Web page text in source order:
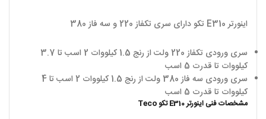
اینورتر E310 تکو دارای سری تکفاز 220 و سه فاز 380
سری ورودی تکفاز 220 ولت از رنج 1.5 کیلووات 2 اسب تا 3.7
کیلووات تا قدرت 5 اسب
سری ورودی سه فاز 380 ولت از رنج 1.5 کیلووات 2 اسب تا 4
کیلووات تا قدرت 5 اسب
مشخصات فنی اینورترE310تکوTeco